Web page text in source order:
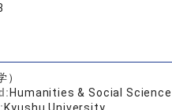
）
Humanities & Social